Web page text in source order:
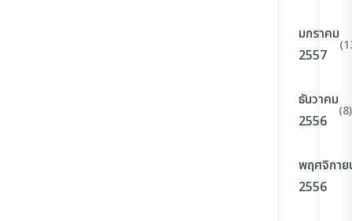
มกราคม
2557
ธันวาคม
2556
(8)
พฤศจิกาย
2556